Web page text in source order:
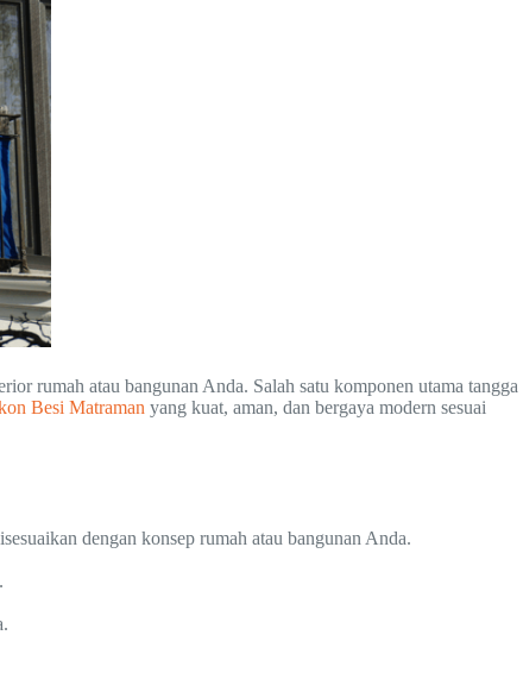
rumah atau bangunan Anda. Salah satu komponen utama tangga
Besi Matraman yang kuat, aman, dan bergaya modern sesuai
dengan konsep rumah atau bangunan Anda.